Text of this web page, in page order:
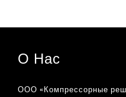
О Нас
ООО «Компрессорные